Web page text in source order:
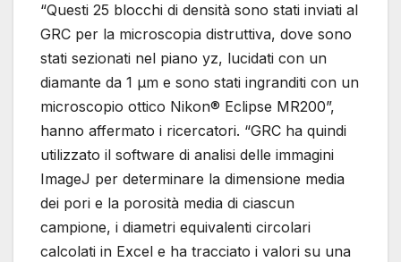
“Questi 25 blocchi di densità sono stati inviati al
GRC per la microscopia distruttiva, dove sono
stati sezionati nel piano yz, lucidati con un
diamante da 1 μm e sono stati ingranditi con un
microscopio ottico Nikon® Eclipse MR200”,
hanno affermato i ricercatori. “GRC ha quindi
utilizzato il software di analisi delle immagini
ImageJ per determinare la dimensione media
dei pori e la porosità media di ciascun
campione, i diametri equivalenti circolari
calcolati in Excel e ha tracciato i valori su una